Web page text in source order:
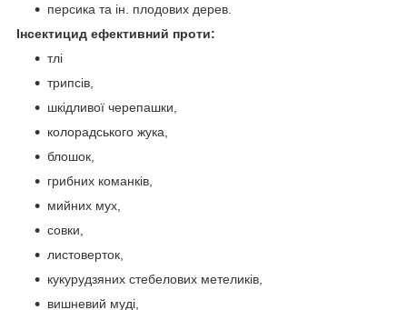
персика та ін. плодових дерев.
Інсектицид ефективний проти:
тлі
трипсів,
шкідливої черепашки,
колорадського жука,
блошок,
грибних команків,
мийних мух,
совки,
листоверток,
кукурудзяних стебелових метеликів,
вишневий муді,